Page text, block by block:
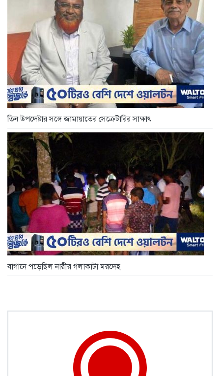
তিন উপদেষ্টার সঙ্গে জামায়াতের সেক্রেটারির সাক্ষাৎ
বাগানে পড়েছিল নারীর গলাকাটা মরদেহ